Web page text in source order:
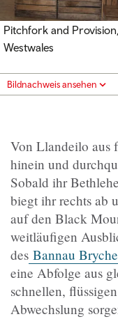
Pitchfork and
Westwales
Bildnachweis ansehen
Von Llandeilo aus
hinein und
Sobald ihr
biegt ihr rechts ab
auf den Black
weitläufigen
des Bannau
eine Abfolge aus
schnellen,
Abwechslung